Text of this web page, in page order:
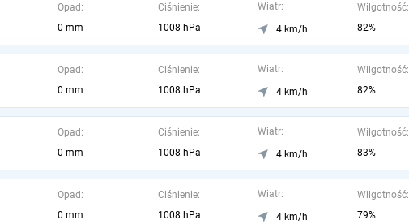
Opad:
0 mm
Ciśnienie:
1008 hPa
Wiatr:
4 km/h
Wilgotność:
82%
Opad:
0 mm
Ciśnienie:
1008 hPa
Wiatr:
4 km/h
Wilgotność:
82%
Opad:
0 mm
Ciśnienie:
1008 hPa
Wiatr:
4 km/h
Wilgotność:
83%
Opad:
0 mm
Ciśnienie:
1008 hPa
Wiatr:
4 km/h
Wilgotność:
79%